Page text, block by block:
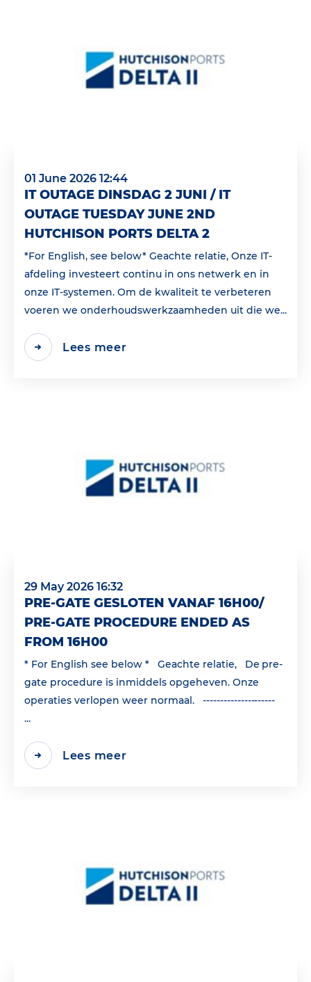
01 June 2026 12:44
IT OUTAGE DINSDAG 2 JUNI / IT
OUTAGE TUESDAY JUNE 2ND
HUTCHISON PORTS DELTA 2
*For English, see below* Geachte relatie, Onze IT-
afdeling investeert continu in ons netwerk en in
onze IT-systemen. Om de kwaliteit te verbeteren
voeren we onderhoudswerkzaamheden uit die we...
Lees meer
29 May 2026 16:32
PRE-GATE GESLOTEN VANAF 16H00/
PRE-GATE PROCEDURE ENDED AS
FROM 16H00
* For English see below * Geachte relatie, De pre-
gate procedure is inmiddels opgeheven. Onze
operaties verlopen weer normaal. ---------------------
...
Lees meer